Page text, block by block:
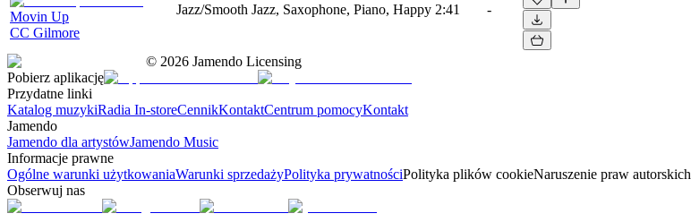
Movin Up
CC Gilmore
Jazz/Smooth Jazz, Saxophone, Piano, Happy 2:41 -
© 2026 Jamendo Licensing
Pobierz aplikację
Przydatne linki
Katalog muzykiRadia In-storeCennikKontaktCentrum pomocyKontakt
Jamendo
Jamendo dla artystówJamendo Music
Informacje prawne
Ogólne warunki użytkowaniaWarunki sprzedażyPolityka prywatnościPolityka plików cookieNaruszenie praw autorskich
Obserwuj nas